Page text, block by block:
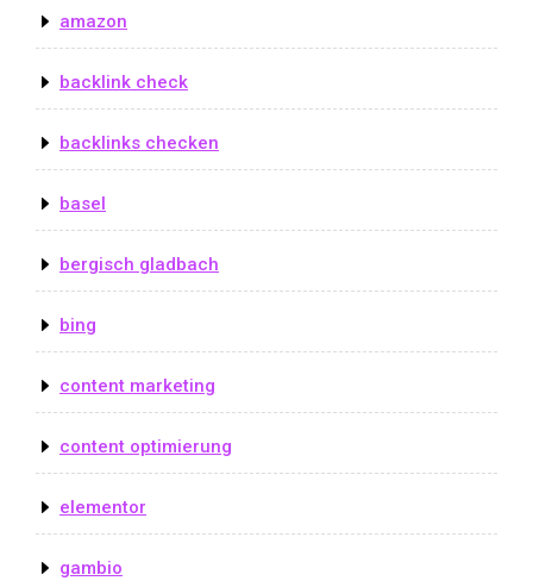
amazon
backlink check
backlinks checken
basel
bergisch gladbach
bing
content marketing
content optimierung
elementor
gambio